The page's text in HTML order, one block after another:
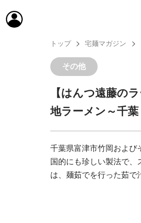
トップ 宅麺マガジン
その他
【はんつ遠藤の
地ラーメン～千葉
千葉県富津市竹岡および
国的にも珍しい製法で、
は、麺茹でを行った茹で